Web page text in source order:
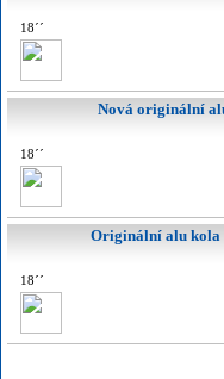
18´´
Nová originální
18´´
Originální alu kola
18´´